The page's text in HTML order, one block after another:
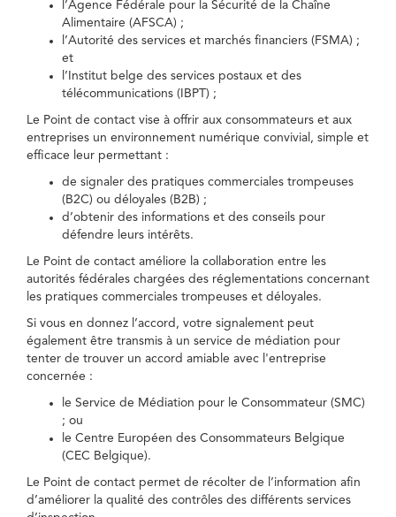
l’Agence Fédérale pour la Sécurité de la Chaîne
Alimentaire (AFSCA) ;
l’Autorité des services et marchés financiers (FSMA) ;
et
l’Institut belge des services postaux et des
télécommunications (IBPT) ;
Le Point de contact vise à offrir aux consommateurs et aux
entreprises un environnement numérique convivial, simple et
efficace leur permettant :
de signaler des pratiques commerciales trompeuses
(B2C) ou déloyales (B2B) ;
d’obtenir des informations et des conseils pour
défendre leurs intérêts.
Le Point de contact améliore la collaboration entre les
autorités fédérales chargées des réglementations concernant
les pratiques commerciales trompeuses et déloyales.
Si vous en donnez l’accord, votre signalement peut
également être transmis à un service de médiation pour
tenter de trouver un accord amiable avec l'entreprise
concernée :
le Service de Médiation pour le Consommateur (SMC)
; ou
le Centre Européen des Consommateurs Belgique
(CEC Belgique).
Le Point de contact permet de récolter de l’information afin
d’améliorer la qualité des contrôles des différents services